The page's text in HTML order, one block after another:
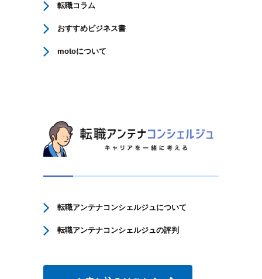
転職コラム
おすすめビジネス書
motoについて
転職アンテナコンシェルジュについて
転職アンテナコンシェルジュの評判